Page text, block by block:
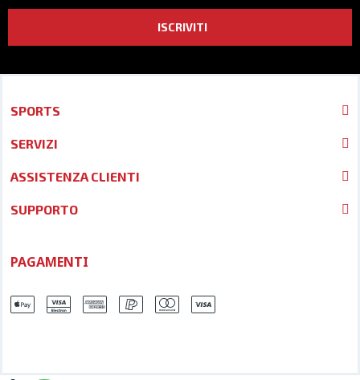
ISCRIVITI
SPORTS
SERVIZI
ASSISTENZA CLIENTI
SUPPORTO
PAGAMENTI